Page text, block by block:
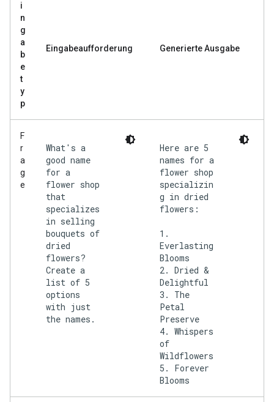
i
n
g
a
b
e
t
y
p
Eingabeaufforderung Generierte Ausgabe
F
r
a
g
e
What's a
good name
for a
flower shop
that
specializes
in selling
bouquets of
dried
flowers?
Create a
list of 5
options
with just
the names.
Here are 5
names for a
flower shop
specializin
g in dried
flowers:
1.
Everlasting
Blooms
2. Dried &
Delightful
3. The
Petal
Preserve
4. Whispers
of
Wildflowers
5. Forever